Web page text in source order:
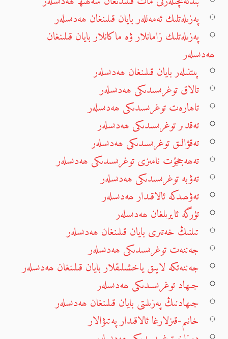
پەزىلەتلىك ئەمەللەر بايان قىلىنغان ھەدىسلەر
پەزىلەتلىك زامانلار ۋە ماكانلار بايان قىلىنغان
ھەدىسلەر
پىتنىلەر بايان قىلىنغان ھەدىسلەر
تالاق توغرىسىدىكى ھەدىسلەر
تاھارەت توغرىسىدىكى ھەدىسلەر
تەقدىر توغرىسىدىكى ھەدىسلەر
تەقۋالىق توغرىسىدىكى ھەدىسلەر
تەھەججۇت نامىزى توغرىسىدىكى ھەدىسلەر
تەۋبە توغرىسىدىكى ھەدىسلەر
تەۋھىدكە ئالاقىدار ھەدىسلەر
تۈرگە ئايرىلغان ھەدىسلەر
تىلنىڭ خەتىرى بايان قىلىنغان ھەدىسلەر
جەننەت توغرىسىدىكى ھەدىسلەر
جەننەتكە لايىق ياخشىلىقلار بايان قىلىنغان ھەدىسلەر
جىھاد توغرىسىدىكى ھەدىسلەر
جىھادنىڭ پەزىلىتى بايان قىلىنغان ھەدىسلەر
خانىم-قىزلارغا ئالاقىدار پەتىۋالار